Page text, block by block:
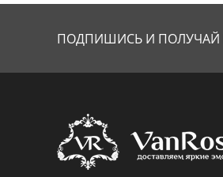
ПОДПИШИСЬ И ПОЛУЧАЙ